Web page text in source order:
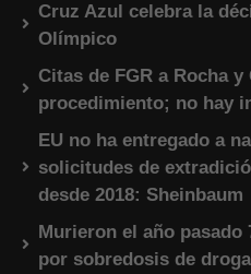
Cruz Azul celebra la
Olímpico
Citas de FGR a Rocha
procedimiento; no hay
EU no ha entregado a
solicitudes de
desde 2018: Sheinbaum
Murieron el año pasado
por sobredosis de